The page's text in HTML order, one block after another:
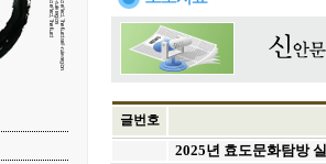
글번호
2025년 효도문화탐방